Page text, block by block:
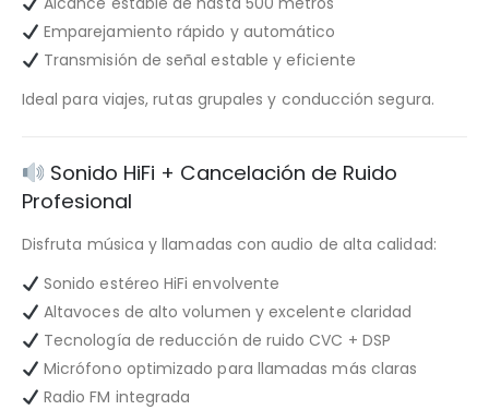
Emparejamiento rápido y automático
Transmisión de señal estable y eficiente
Ideal para viajes, rutas grupales y conducción segura.
Sonido HiFi + Cancelación de Ruido
Profesional
Disfruta música y llamadas con audio de alta calidad:
Sonido estéreo HiFi envolvente
Altavoces de alto volumen y excelente claridad
Tecnología de reducción de ruido CVC + DSP
Micrófono optimizado para llamadas más claras
Radio FM integrada